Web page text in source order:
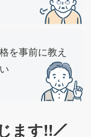
を事前に教え
ます!!